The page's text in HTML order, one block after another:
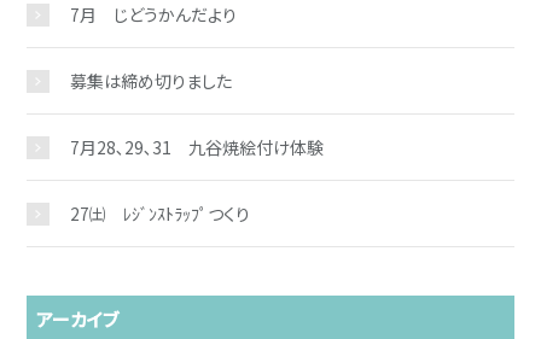
7月 じどうかんだより
募集は締め切りました
7月28､29､31 九谷焼絵付け体験
27㈯ ﾚｼﾞﾝｽﾄﾗｯﾌﾟつくり
アーカイブ